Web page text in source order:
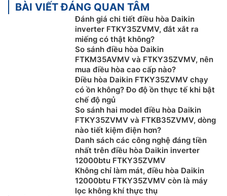
Tích hợp bộ điều khiển qua Wifi
Dễ dàng sử dụng máyđiều hòa Daikin 1 chiều
FTKY35ZVMV cho dù bạn đang ở đâu trên thế giới, với
WIFI tích hợp, bạn có thể điều khiển máy điều hòa
không khí của mình bất cứ lúc nào và bất cứ nơi đâu
bằng điện thoại thông minh. Bằng cách kết nối máy
điều hòa không khí qua Wi-Fi, máy điều hòa không khí
có thể được điều khiển thông qua Ứng dụng điều
khiển di động Daikin.
BÀI VIẾT ĐÁNG QUAN TÂM
Đánh giá chi tiết điều hòa Daikin
inverter FTKY35ZVMV, đắt xắt ra
miếng có thật không?
So sánh điều hòa Daikin
FTKM35AVMV và FTKY35ZVMV, nên
mua điều hòa cao cấp nào?
Điều hòa Daikin FTKY35ZVMV chạy
có ồn không? Đo độ ồn thực tế khi bật
chế độ ngủ
So sánh hai model điều hòa Daikin
FTKY35ZVMV và FTKB35ZVMV, dòng
nào tiết kiệm điện hơn?
Danh sách các công nghệ đáng tiền
nhất trên điều hòa Daikin inverter
12000btu FTKY35ZVMV
Không chỉ làm mát, điều hòa Daikin
12000btu FTKY35ZVMV còn là máy
lọc không khí thực thụ